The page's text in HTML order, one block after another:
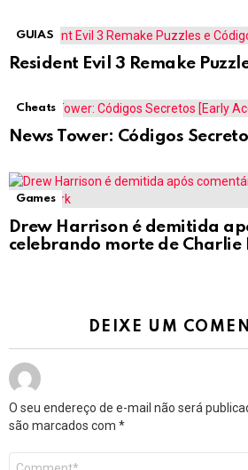
GUIAS
Resident Evil 3 Remake
Cheats
News Tower: Códigos
Games
Drew Harrison é demitida
celebrando morte de Charlie
DEIXE UM
O seu endereço de e-mail não será
são marcados com *